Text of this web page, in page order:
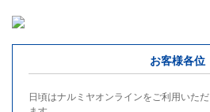
お客様各位
日頃はナルミヤオンラインをご利用いた